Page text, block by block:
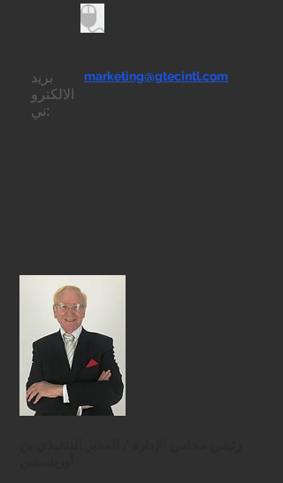
بريد
الالكترو
ني:
marketing@gtecintl.com